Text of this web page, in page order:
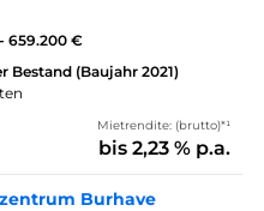
659.200 €
Bestand (Baujahr 2021)
Mietrendite: (brutto)*¹
bis 2,23 % p.a.
Burhave